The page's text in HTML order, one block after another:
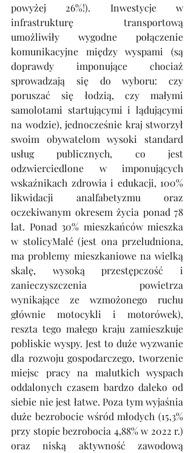
powyżej 26%!). Inwestycje w
infrastrukturę transportową
umożliwiły wygodne połączenie
komunikacyjne między wyspami (są
doprawdy imponujące chociaż
sprowadzają się do wyboru: czy
poruszać się łodzią, czy małymi
samolotami startującymi i lądującymi
na wodzie), jednocześnie kraj stworzył
swoim obywatelom wysoki standard
usług publicznych, co jest
odzwierciedlone w imponujących
wskaźnikach zdrowia i edukacji, 100%
likwidacji analfabetyzmu oraz
oczekiwanym okresem życia ponad 78
lat. Ponad 30% mieszkańców mieszka
w stolicyMalé (jest ona przeludniona,
ma problemy mieszkaniowe na wielką
skalę, wysoką przestępczość i
zanieczyszczenia powietrza
wynikające ze wzmożonego ruchu
głównie motocykli i motorówek),
reszta tego małego kraju zamieszkuje
pobliskie wyspy. Jest to duże wyzwanie
dla rozwoju gospodarczego, tworzenie
miejsc pracy na malutkich wyspach
oddalonych czasem bardzo daleko od
siebie nie jest łatwe. Poza tym wyjaśnia
duże bezrobocie wśród młodych (15,3%
przy stopie bezrobocia 4,88% w 2022 r.)
oraz niską aktywność zawodową